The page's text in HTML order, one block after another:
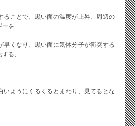
ことで、黒い面の温度が上昇、周辺の
ーを
早くなり、黒い面に気体分子が衝突する
る、
いようにくるくるとまわり、見てるとな